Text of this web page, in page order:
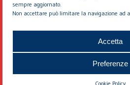
sempre aggiornato.
Non accettare può limitare la navigazione ad
Accetta
Preferenze
Cookie Policy
© 2026